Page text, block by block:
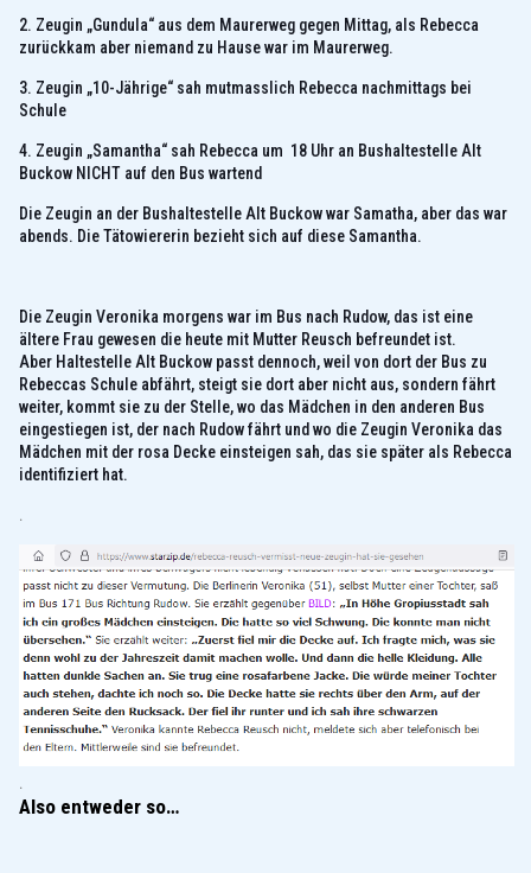
2. Zeugin „Gundula“ aus dem Maurerweg gegen Mittag, als Rebecca
zurückkam aber niemand zu Hause war im Maurerweg.
3. Zeugin „10-Jährige“ sah mutmasslich Rebecca nachmittags bei
Schule
4. Zeugin „Samantha“ sah Rebecca um 18 Uhr an Bushaltestelle Alt
Buckow NICHT auf den Bus wartend
Die Zeugin an der Bushaltestelle Alt Buckow war Samatha, aber das war
abends. Die Tätowiererin bezieht sich auf diese Samantha.
Die Zeugin Veronika morgens war im Bus nach Rudow, das ist eine
ältere Frau gewesen die heute mit Mutter Reusch befreundet ist.
Aber Haltestelle Alt Buckow passt dennoch, weil von dort der Bus zu
Rebeccas Schule abfährt, steigt sie dort aber nicht aus, sondern fährt
weiter, kommt sie zu der Stelle, wo das Mädchen in den anderen Bus
eingestiegen ist, der nach Rudow fährt und wo die Zeugin Veronika das
Mädchen mit der rosa Decke einsteigen sah, das sie später als Rebecca
identifiziert hat.
.
.
Also entweder so…